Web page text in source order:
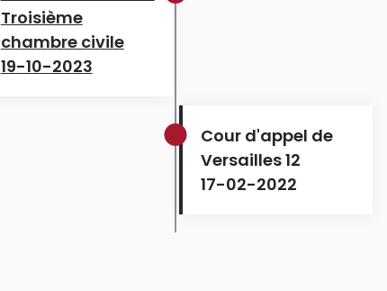
Troisième
chambre civile
19-10-2023
Cour d'appel de
Versailles 12
17-02-2022